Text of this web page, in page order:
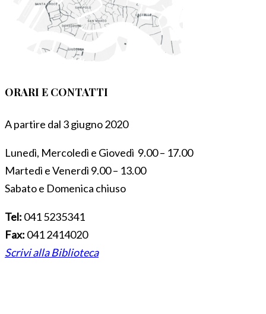
ORARI E CONTATTI
A partire dal 3 giugno 2020
Lunedì, Mercoledì e Giovedì 9.00 – 17.00
Martedì e Venerdì 9.00 – 13.00
Sabato e Domenica chiuso
Tel: 041 5235341
Fax: 041 2414020
Scrivi alla Biblioteca